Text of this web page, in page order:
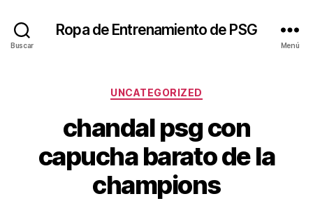
Buscar
Ropa de Entrenamiento de PSG
Menú
Categorías
UNCATEGORIZED
chandal psg con
capucha barato de la
champions